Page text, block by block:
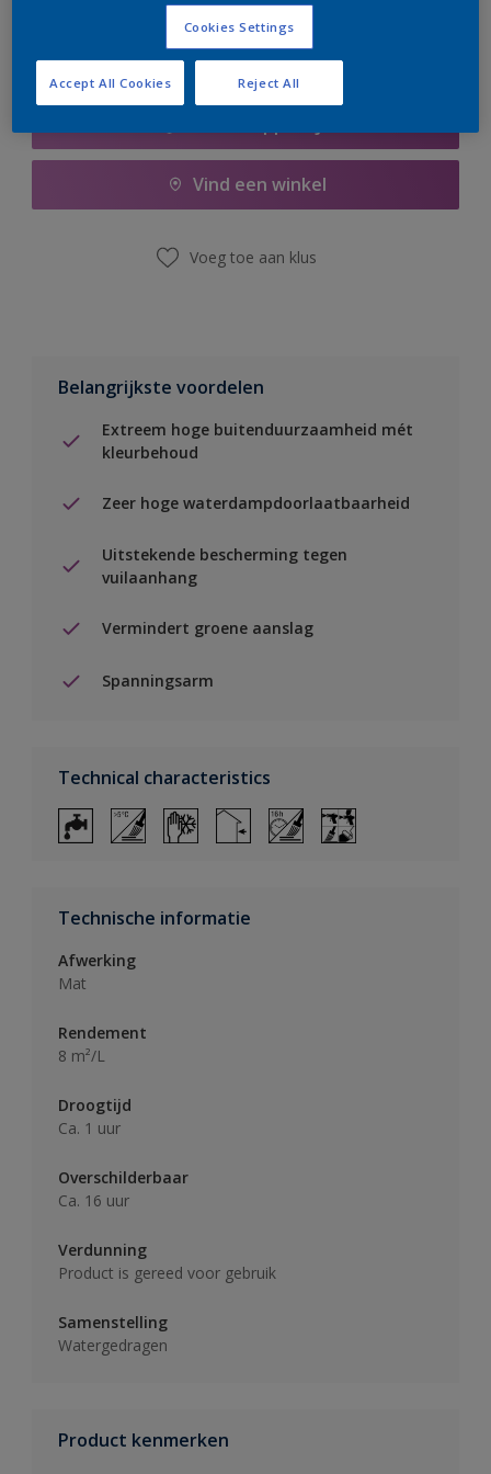
Vind een winkel
Voeg toe aan klus
Belangrijkste voordelen
Extreem hoge buitenduurzaamheid mét
kleurbehoud
Zeer hoge waterdampdoorlaatbaarheid
Uitstekende bescherming tegen
vuilaanhang
Vermindert groene aanslag
Spanningsarm
Technical characteristics
Technische informatie
Afwerking
Mat
Rendement
8 m²/L
Droogtijd
Ca. 1 uur
Overschilderbaar
Ca. 16 uur
Verdunning
Product is gereed voor gebruik
Samenstelling
Watergedragen
Product kenmerken
Cookies Settings
Reject All
Accept All Cookies